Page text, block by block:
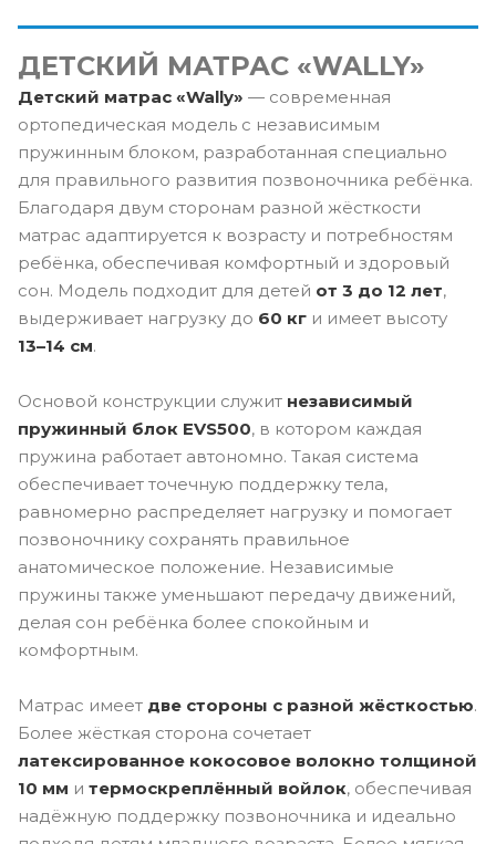
ДЕТСКИЙ МАТРАС «WALLY»
Детский матрас «Wally» — современная
ортопедическая модель с независимым
пружинным блоком, разработанная специально
для правильного развития позвоночника ребёнка.
Благодаря двум сторонам разной жёсткости
матрас адаптируется к возрасту и потребностям
ребёнка, обеспечивая комфортный и здоровый
сон. Модель подходит для детей от 3 до 12 лет,
выдерживает нагрузку до 60 кг и имеет высоту
13–14 см.
Основой конструкции служит независимый
пружинный блок EVS500, в котором каждая
пружина работает автономно. Такая система
обеспечивает точечную поддержку тела,
равномерно распределяет нагрузку и помогает
позвоночнику сохранять правильное
анатомическое положение. Независимые
пружины также уменьшают передачу движений,
делая сон ребёнка более спокойным и
комфортным.
Матрас имеет две стороны с разной жёсткостью.
Более жёсткая сторона сочетает
латексированное кокосовое волокно толщиной
10 мм и термоскреплённый войлок, обеспечивая
надёжную поддержку позвоночника и идеально